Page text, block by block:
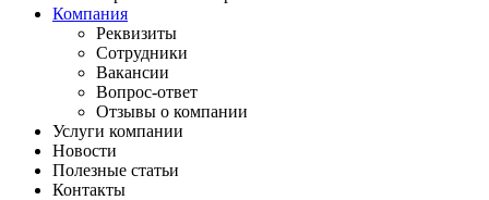
Компания
Реквизиты
Сотрудники
Вакансии
Вопрос-ответ
Отзывы о компании
Услуги компании
Новости
Полезные статьи
Контакты